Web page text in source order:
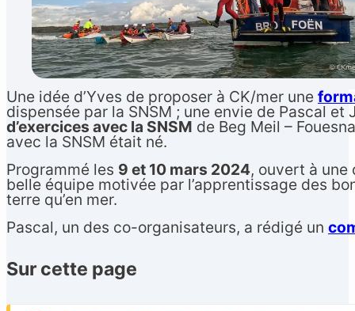
Formulaire de contact
Une idée d’Yves de proposer à CK/mer une
dispensée par la SNSM ; une envie de Pascal et
d’exercices avec la SNSM de Beg Meil –
avec la SNSM était né.
Programmé les 9 et 10 mars 2024, ouvert à une
belle équipe motivée par l’apprentissage des
terre qu’en mer.
Pascal, un des co-organisateurs, a rédigé un
Sur cette page